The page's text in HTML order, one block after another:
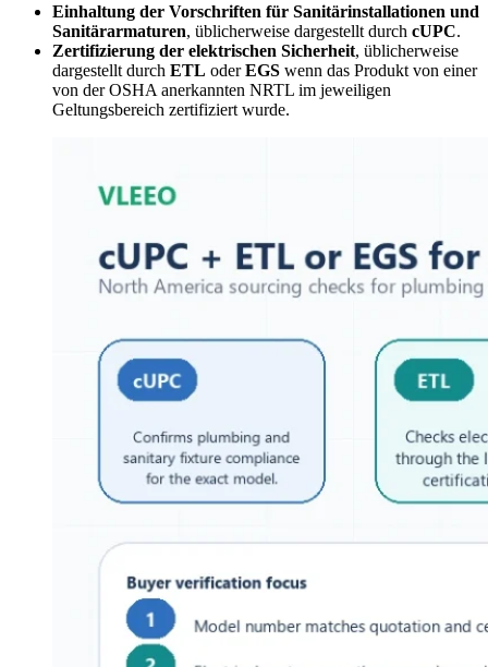
Einhaltung der Vorschriften für Sanitärinstallationen und
Sanitärarmaturen, üblicherweise dargestellt durch cUPC.
Zertifizierung der elektrischen Sicherheit, üblicherweise
dargestellt durch ETL oderEGS wenn das Produkt von einer
von der OSHA anerkannten NRTL im jeweiligen
Geltungsbereich zertifiziert wurde.